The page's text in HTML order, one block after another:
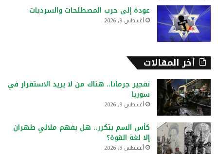
عودة إلى حرب المصطلحات والسرديات
أغسطس 9, 2026
أخر المقالات
تفجير جرمانا.. هناك من لا يريد الاستقرار في
سوريا
أغسطس 9, 2026
كأس السم يتكرر.. هل يفهم ملالي طهران
إلا لغة القوة؟
أغسطس 9, 2026